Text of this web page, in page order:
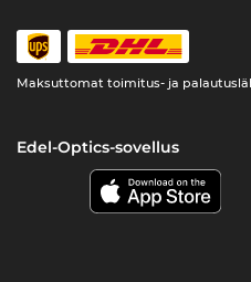
Maksuttomat toimitus- ja
Edel-Optics-sovellus